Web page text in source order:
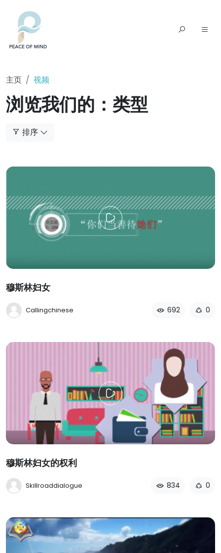
主页 视频
浏览我们的：类型
排序
穆斯林妇女
Callingchinese 692 0
穆斯林妇女的权利
Skillroaddialogue 834 0